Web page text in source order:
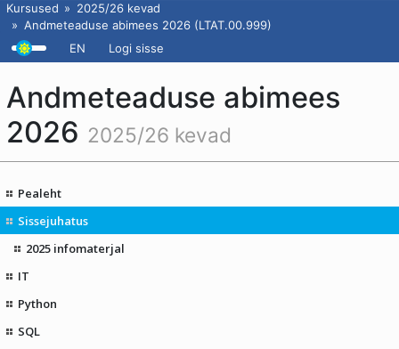
Kursused
2025/26 kevad
Andmeteaduse abimees 2026 (LTAT.00.999)
EN
Logi sisse
Andmeteaduse abimees
2026 2025/26 kevad
Pealeht
Sissejuhatus
2025 infomaterjal
IT
Python
SQL